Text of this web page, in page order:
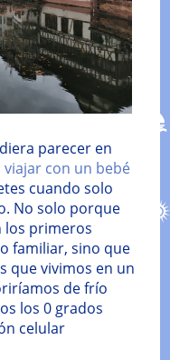
parecer en
viajar con un bebé
cuando solo
No solo porque
los primeros
familiar, sino que
que vivimos en un
de frío
los 0 grados
celular